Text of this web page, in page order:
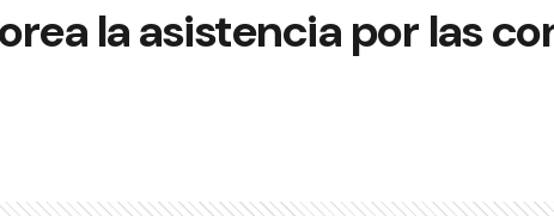
la asistencia por las